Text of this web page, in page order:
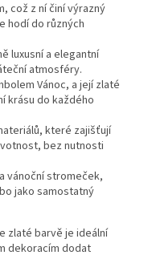
což z ní činí výrazný
hodí do různých
luxusní a elegantní
atmosféry.
Vánoc, a její zlaté
krásu do každého
které zajišťují
bez nutnosti
vánoční stromeček,
jako samostatný
zlaté barvě je ideální
dekoracím dodat